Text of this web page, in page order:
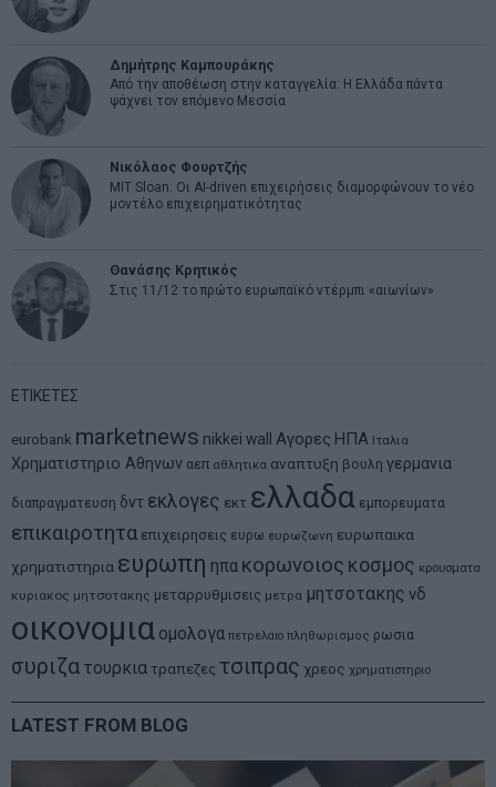
Δημήτρης Καμπουράκης
Από την αποθέωση στην καταγγελία: Η Ελλάδα πάντα
ψάχνει τον επόμενο Μεσσία
Νικόλαος Φουρτζής
MIT Sloan: Οι AI-driven επιχειρήσεις διαμορφώνουν το νέο
μοντέλο επιχειρηματικότητας
Θανάσης Κρητικός
Στις 11/12 το πρώτο ευρωπαϊκό ντέρμπι «αιωνίων»
ΕΤΙΚΕΤΕΣ
eurobank marketnews nikkei wall Αγορες ΗΠΑ Ιταλια
Χρηματιστηριο Αθηνων αεπ αθλητικα αναπτυξη βουλη γερμανια
διαπραγματευση δντ εκλογες εκτ ελλαδα εμπορευματα
επικαιροτητα επιχειρησεις ευρω ευρωζωνη ευρωπαικα
χρηματιστηρια ευρωπη ηπα κορωνοιος κοσμος κρουσματα
κυριακος μητσοτακης μεταρρυθμισεις μετρα μητσοτακης νδ
οικονομια ομολογα πετρελαιο πληθωρισμος ρωσια
συριζα τουρκια τραπεζες τσιπρας χρεος χρηματιστηριο
LATEST FROM BLOG